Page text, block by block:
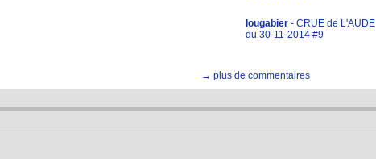
lougabier - CRUE de L'AUDE
du 30-11-2014 #9
→ plus de commentaires